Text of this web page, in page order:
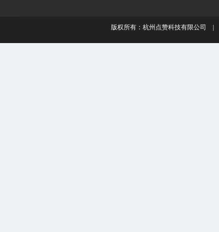
版权所有：杭州点赞科技有限公司